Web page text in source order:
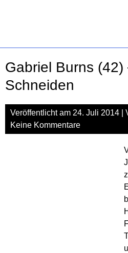
Gabriel Burns (42)
Schneiden
Veröffentlicht am 24. Juli 2014 |
Keine Kommentare